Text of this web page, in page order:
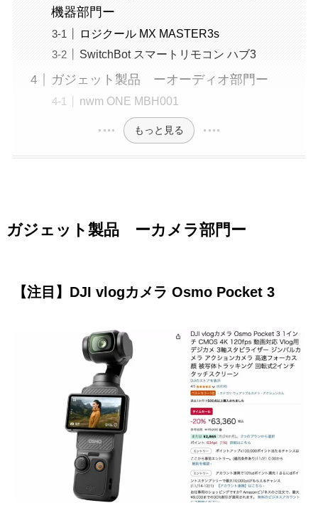
機器部門ー
ロジクール MX MASTER3s
SwitchBot スマートリモコン ハブ3
ガジェット製品 ーオーディオ部門ー
nwm ONE MBH001
もっと見る
ガジェット製品 ーカメラ部門ー
【注目】DJI vlogカメラ Osmo Pocket 3